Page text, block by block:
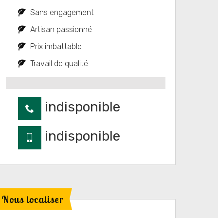
Sans engagement
Artisan passionné
Prix imbattable
Travail de qualité
indisponible
indisponible
Nous localiser